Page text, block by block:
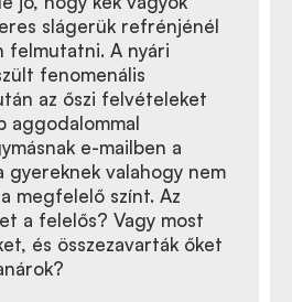
slágerük refrénjénél
felmutatni. A nyári
fenomenális
az őszi felvételeket
aggodalommal
e-mailben a
gyereknek valahogy nem
megfelelő színt. Az
a felelős? Vagy most
és összezavarták őket